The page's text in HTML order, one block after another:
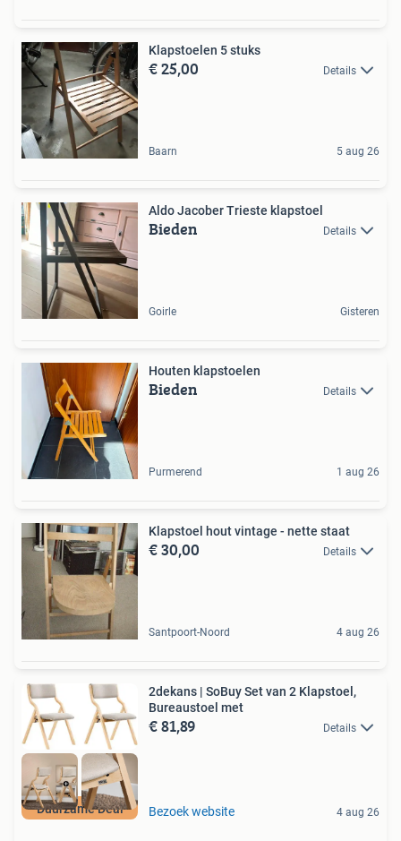
Klapstoelen 5 stuks
€ 25,00 Details
Baarn 5 aug 26
Aldo Jacober Trieste klapstoel
Bieden Details
Goirle Gisteren
Houten klapstoelen
Bieden Details
Purmerend 1 aug 26
Klapstoel hout vintage - nette staat
€ 30,00 Details
Santpoort-Noord 4 aug 26
Duurzame Deal
2dekans | SoBuy Set van 2 Klapstoel,
Bureaustoel met
€ 81,89 Details
Bezoek website 4 aug 26